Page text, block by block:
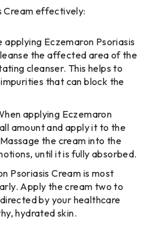
Cream effectively:
applying Eczemaron Psoriasis
the affected area of the
cleanser. This helps to
that can block the
applying Eczemaron
amount and apply it to the
the cream into the
until it is fully absorbed.
Psoriasis Cream is most
Apply the cream two to
by your healthcare
hydrated skin.